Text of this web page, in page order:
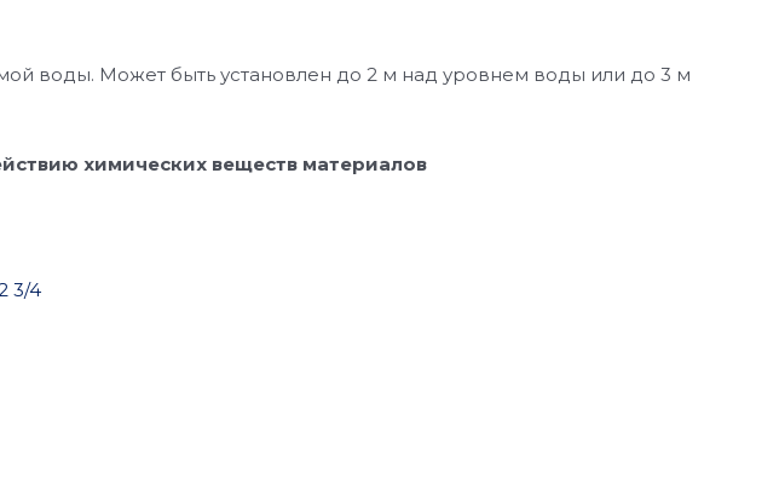
воды. Может быть установлен до 2 м над уровнем воды или до 3 м
химических веществ материалов
3/4